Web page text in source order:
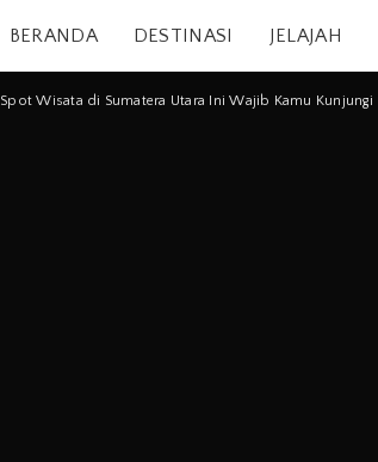
BERANDA DESTINASI JELAJAH
Spot Wisata di Sumatera Utara Ini Wajib Kamu Kunjungi